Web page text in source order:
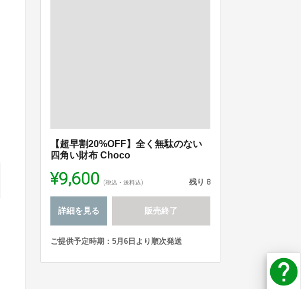
【超早割20%OFF】全く無駄のない
四角い財布 Choco
¥9,600 (税込・送料込) 残り 8
詳細を見る 販売終了
ご提供予定時期：5月6日より順次発送
help